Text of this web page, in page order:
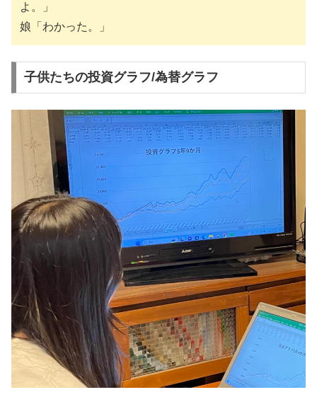
よ。」
娘「わかった。」
子供たちの投資グラフ/為替グラフ